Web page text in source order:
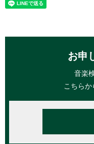
お申
音楽
こちらか